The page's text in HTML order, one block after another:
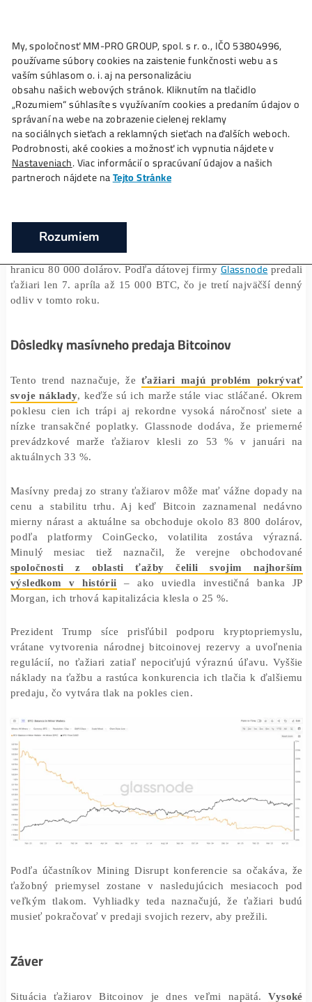
Ako toFunguje? Oplatí saŤažba? Zisky TU
Bitcoinoví ťažiari sú nútení predávať: Čo
znamená pre trh?
Domov ❯ Články ❯ Bitcoinoví ťažiari sú nútení predávať:
znamená pre trh?
Ťažiari Bitcoinov sa v posledných týždňoch dostali do
situácie. Ako uvádza magazínDecrypt,objem
Bitcoinov prudko narástolv reakcii na pokles
hranicu 80 000 dolárov. Podľa dátovej firmy
odliv v tomto roku.
Dôsledky masívneho predaja Bitcoinov
Tento trend naznačuje, žeťažiari majú problém
svoje náklady, keďže sú ich marže stále viac stláčané.
poklesu cien ich trápi aj rekordne vysoká náročnosť
prevádzkové marže ťažiarov klesli zo 53 % v
aktuálnych 33 %.
Masívny predaj zo strany ťažiarov môže mať vážne
cenu a stabilitu trhu. Aj keď Bitcoin zaznamenal
mierny nárast a aktuálne sa obchoduje okolo 83 800
podľa platformy CoinGecko, volatilita zostáva
spoločnosti z oblasti ťažby čelili svojim
výsledkom v histórii– ako uviedla investičná
Morgan, ich trhová kapitalizácia klesla o 25 %.
vrátane vytvorenia národnej bitcoinovej rezervy a
regulácií, no ťažiari zatiaľ nepociťujú výraznú úľavu.
náklady na ťažbu a rastúca konkurencia ich tlačia k
predaju, čo vytvára tlak na pokles cien.
ťažobný priemysel zostane v nasledujúcich
My, spoločnosť MM-PRO GROUP, spol. s r. o., IČO
používame súbory cookies na zaistenie funkčnosti webu a
vaším súhlasom o. i. aj na personalizáciu
obsahu našich webových stránok. Kliknutím na tlačidlo
„Rozumiem“ súhlasíte s využívaním cookies a predaním
správaní na webe na zobrazenie cielenej reklamy
na sociálnych sieťach a reklamných sieťach na ďalších
Podrobnosti, aké cookies a možnosť ich vypnutia nájdete v
Nastaveniach. Viac informácií o spracúvaní údajov a našich
Rozumiem